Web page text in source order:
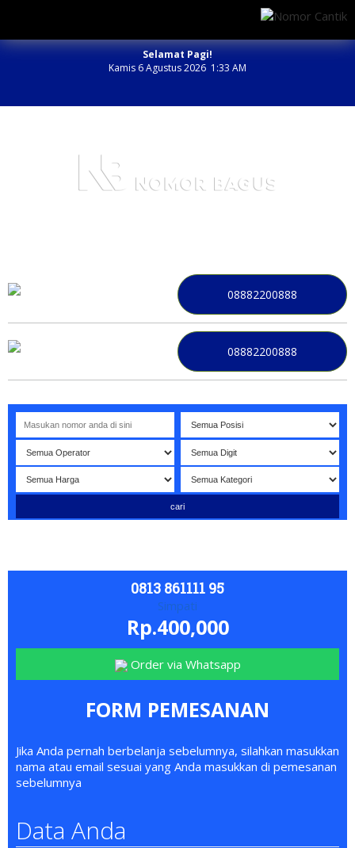
Selamat Pagi!
Kamis 6 Agustus 2026 1:33 AM
08882200888
08882200888
0813 861111 95
Simpati
Rp.400,000
Order via Whatsapp
FORM PEMESANAN
Jika Anda pernah berbelanja sebelumnya, silahkan masukkan
nama atau email sesuai yang Anda masukkan di pemesanan
sebelumnya
Data Anda